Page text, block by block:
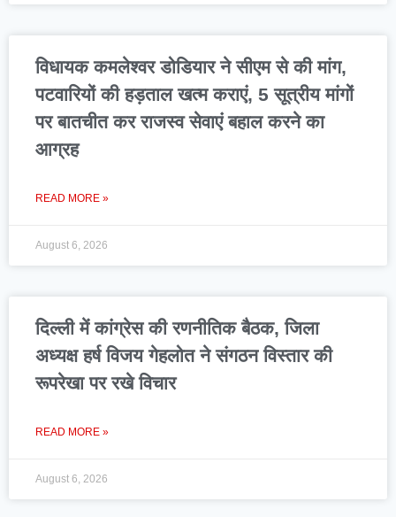
विधायक कमलेश्वर डोडियार ने सीएम से की मांग,
पटवारियों की हड़ताल खत्म कराएं, 5 सूत्रीय मांगों
पर बातचीत कर राजस्व सेवाएं बहाल करने का
आग्रह
READ MORE »
August 6, 2026
दिल्ली में कांग्रेस की रणनीतिक बैठक, जिला
अध्यक्ष हर्ष विजय गेहलोत ने संगठन विस्तार की
रूपरेखा पर रखे विचार
READ MORE »
August 6, 2026